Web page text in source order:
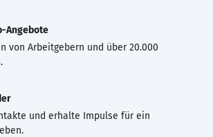
Angebote
von Arbeitgebern und über 20.000
und erhalte Impulse für ein